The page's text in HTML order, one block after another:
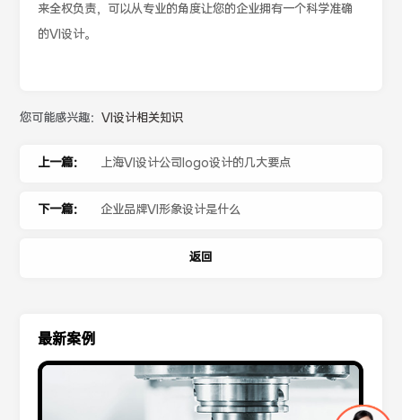
来全权负责，可以从专业的角度让您的企业拥有一个科学准确
的VI设计。
您可能感兴趣：VI设计相关知识
上一篇： 上海VI设计公司logo设计的几大要点
下一篇： 企业品牌VI形象设计是什么
返回
最新案例